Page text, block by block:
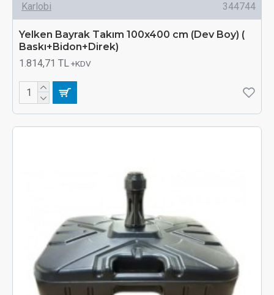
Karlobi 344744
Yelken Bayrak Takım 100x400 cm (Dev Boy) (
Baskı+Bidon+Direk)
1.814,71 TL+KDV